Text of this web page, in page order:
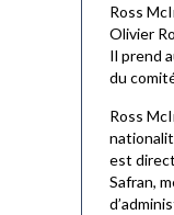
Ross
Olivier
Il prend
du
Ross
est
Safran,